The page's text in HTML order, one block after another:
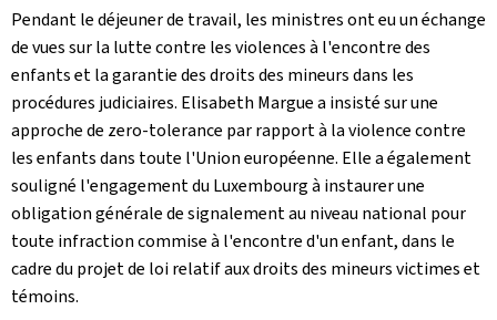
Pendant le déjeuner de travail, les ministres ont eu un échange
de vues sur la lutte contre les violences à l'encontre des
enfants et la garantie des droits des mineurs dans les
procédures judiciaires. Elisabeth Margue a insisté sur une
approche de zero-tolerance par rapport à la violence contre
les enfants dans toute l'Union européenne. Elle a également
souligné l'engagement du Luxembourg à instaurer une
obligation générale de signalement au niveau national pour
toute infraction commise à l'encontre d'un enfant, dans le
cadre du projet de loi relatif aux droits des mineurs victimes et
témoins.